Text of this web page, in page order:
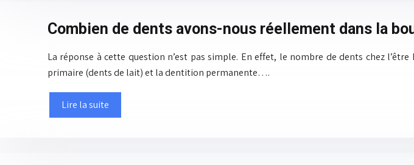
Combien de dents avons-nous réellement dans la
La réponse à cette question n’est pas simple. En effet, le nombre de dents chez
primaire (dents de lait) et la dentition permanente….
Lire la suite